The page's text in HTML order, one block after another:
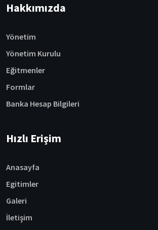
Hakkımızda
Yönetim
Yönetim Kurulu
Eğitmenler
Formlar
Banka Hesap Bilgileri
Hızlı Erişim
Anasayfa
Egitimler
Galeri
İletişim